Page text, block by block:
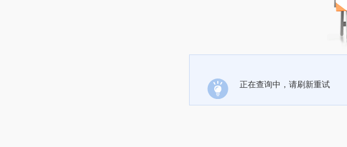
正在查询中，请刷新重试